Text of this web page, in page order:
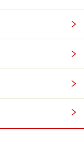
のパノラマ。右
ェイ・撮影：
募集していま